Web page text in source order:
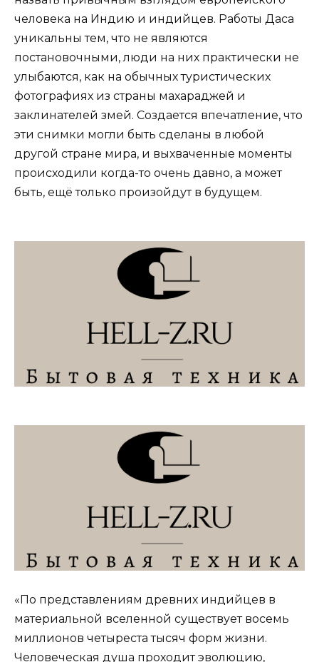
человека на Индию и индийцев. Работы Даса
уникальны тем, что не являются
постановочными, люди на них практически не
улыбаются, как на обычных туристических
фотографиях из страны махараджей и
заклинателей змей. Создается впечатление, что
эти снимки могли быть сделаны в любой
другой стране мира, и выхваченные моменты
происходили когда-то очень давно, а может
быть, ещё только произойдут в будущем.
«По представлениям древних индийцев в
материальной вселенной существует восемь
миллионов четыреста тысяч форм жизни.
Человеческая душа проходит эволюцию,